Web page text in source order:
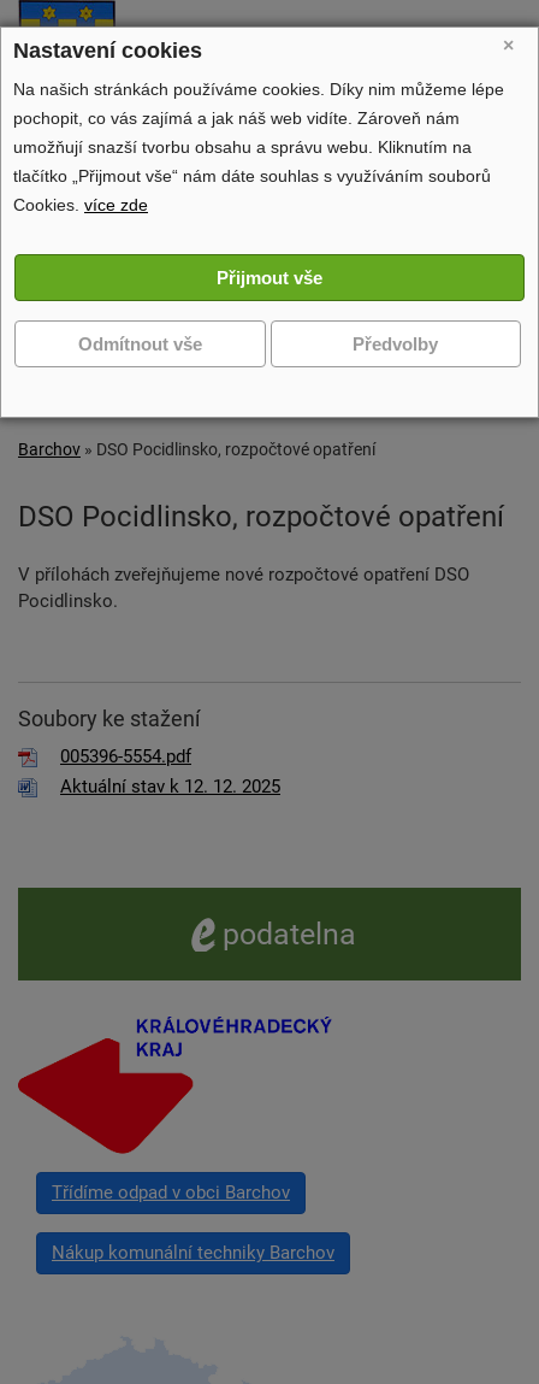
Barchov
oficiální stránky obce
Obecní úřad
Volný čas
Zobrazit další navigaci
Barchov » DSO Pocidlinsko, rozpočtové opatření
DSO Pocidlinsko, rozpočtové opatření
V přílohách zveřejňujeme nové rozpočtové opatření DSO
Pocidlinsko.
Soubory ke stažení
005396-5554.pdf
Aktuální stav k 12. 12. 2025
e -podatelna
Třídíme odpad v obci Barchov
Nákup komunální techniky Barchov
×
Nastavení cookies
Na našich stránkách používáme cookies. Díky nim můžeme lépe
pochopit, co vás zajímá a jak náš web vidíte. Zároveň nám
umožňují snazší tvorbu obsahu a správu webu. Kliknutím na
tlačítko „Přijmout vše“ nám dáte souhlas s využíváním souborů
Cookies. více zde